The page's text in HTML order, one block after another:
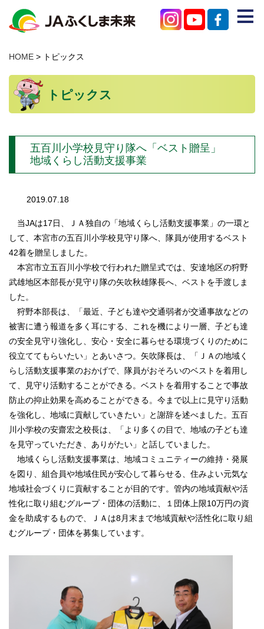
≡
JAのご紹介
農産物を買う
みらいろチャンネル
特産物を知る
店舗を探す
お問い合わせ
個人情報保護方針
サイトマップ
リンク集
視察受け入れのご案内
ＳＮＳ運営要領
HOME > トピックス
トピックス
五百川小学校見守り隊へ「ベスト贈呈」
地域くらし活動支援事業
2019.07.18
当JAは17日、ＪＡ独自の「地域くらし活動支援事業」の一環と
して、本宮市の五百川小学校見守り隊へ、隊員が使用するベスト
42着を贈呈しました。
本宮市立五百川小学校で行われた贈呈式では、安達地区の狩野
武雄地区本部長が見守り隊の矢吹秋雄隊長へ、ベストを手渡しま
した。
狩野本部長は、「最近、子ども達や交通弱者が交通事故などの
被害に遭う報道を多く耳にする、これを機により一層、子ども達
の安全見守り強化し、安心・安全に暮らせる環境づくりのために
役立ててもらいたい」とあいさつ。矢吹隊長は、「ＪＡの地域く
らし活動支援事業のおかげで、隊員がおそろいのベストを着用し
て、見守り活動することができる。ベストを着用することで事故
防止の抑止効果を高めることができる。今まで以上に見守り活動
を強化し、地域に貢献していきたい」と謝辞を述べました。五百
川小学校の安齋宏之校長は、「より多くの目で、地域の子ども達
を見守っていただき、ありがたい」と話していました。
地域くらし活動支援事業は、地域コミュニティーの維持・発展
を図り、組合員や地域住民が安心して暮らせる、住みよい元気な
地域社会づくりに貢献することが目的です。管内の地域貢献や活
性化に取り組むグループ・団体の活動に、１団体上限10万円の資
金を助成するもので、ＪＡは8月末まで地域貢献や活性化に取り組
むグループ・団体を募集しています。